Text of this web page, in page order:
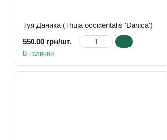
Туя Даника (Thuja occidentalis 'Danica')
550.00 грн/шт.
В наличии